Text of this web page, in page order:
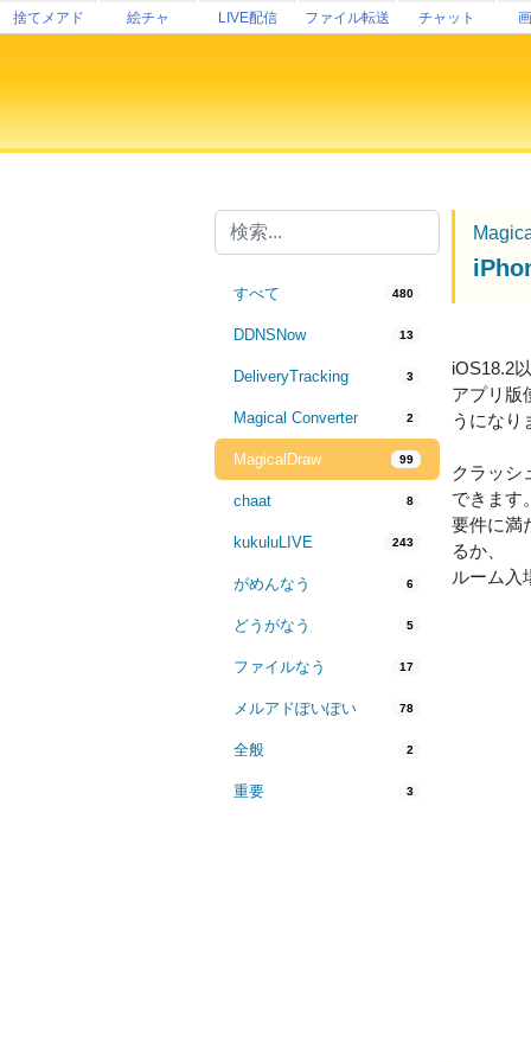
捨てメアド 絵チャ LIVE配信 ファイル転送 チャット
すべて 480
DDNSNow 13
DeliveryTracking 3
Magical Converter 2
MagicalDraw 99
chaat 8
kukuluLIVE 243
がめんなう 6
どうがなう 5
ファイルなう 17
メルアドぽいぽい 78
全般 2
重要 3
iOS18.2
アプリ版
うになり
クラッシ
できます。
要件に満
るか、
ルーム入